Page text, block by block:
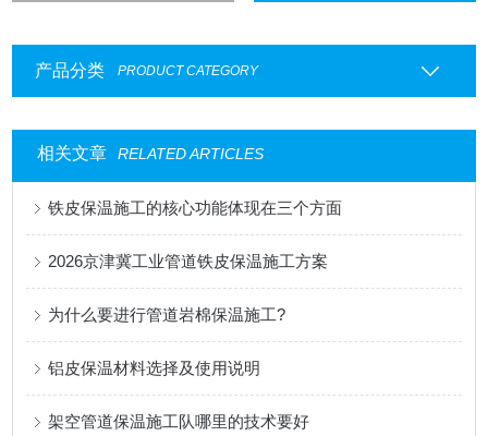
产品分类 PRODUCT CATEGORY
相关文章 RELATED ARTICLES
铁皮保温施工的核心功能体现在三个方面
2026京津冀工业管道铁皮保温施工方案
为什么要进行管道岩棉保温施工?
铝皮保温材料选择及使用说明
架空管道保温施工队哪里的技术要好